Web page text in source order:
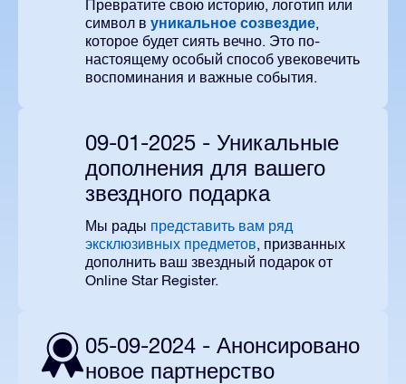
Превратите свою историю, логотип или
символ в уникальное созвездие,
которое будет сиять вечно. Это по-
настоящему особый способ увековечить
воспоминания и важные события.
09-01-2025 - Уникальные
дополнения для вашего
звездного подарка
Мы рады представить вам ряд
эксклюзивных предметов, призванных
дополнить ваш звездный подарок от
Online Star Register.
05-09-2024 - Анонсировано
новое партнерство